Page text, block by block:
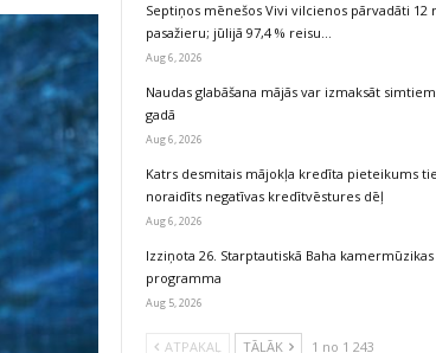
Septiņos mēnešos Vivi vilcienos pārvadāti 12
pasažieru; jūlijā 97,4 % reisu…
Aug 6, 2026
Naudas glabāšana mājās var izmaksāt
gadā
Aug 6, 2026
Katrs desmitais mājokļa kredīta pieteikums
noraidīts negatīvas kredītvēstures dēļ
Aug 6, 2026
Izziņota 26. Starptautiskā Baha
programma
Aug 5, 2026
ATPAKAĻ TĀLĀK 1 no 1 243